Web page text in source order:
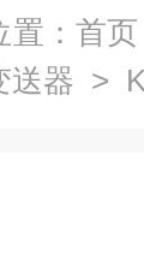
： 首页
送器 >